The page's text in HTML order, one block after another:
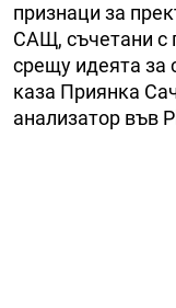
признаци за
САЩ, съчетани с
срещу идеята за
каза Приянка
анализатор във